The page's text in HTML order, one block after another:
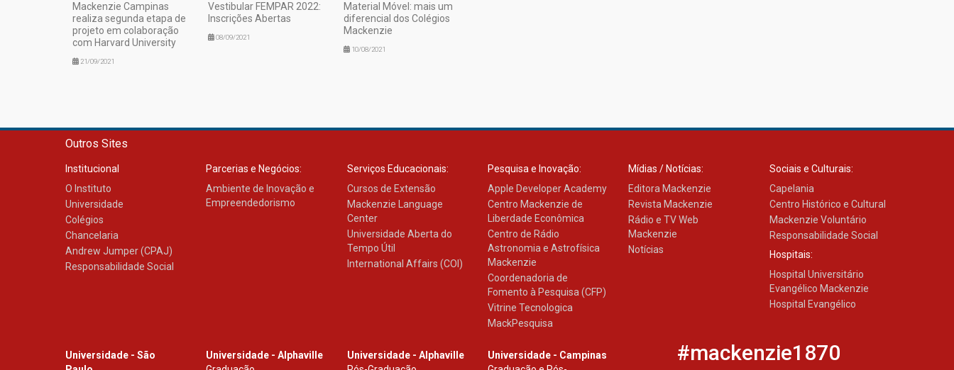
Mackenzie Campinas
realiza segunda etapa de
projeto em colaboração
com Harvard University
21/09/2021
Vestibular FEMPAR 2022:
Inscrições Abertas
08/09/2021
Material Móvel: mais um
diferencial dos Colégios
Mackenzie
10/08/2021
Outros Sites
Institucional
O Instituto
Universidade
Colégios
Chancelaria
Andrew Jumper (CPAJ)
Responsabilidade Social
Parcerias e Negócios:
Ambiente de Inovação e
Empreendedorismo
Serviços Educacionais:
Cursos de Extensão
Mackenzie Language
Center
Universidade Aberta do
Tempo Útil
International Affairs (COI)
Pesquisa e Inovação:
Apple Developer Academy
Centro Mackenzie de
Liberdade Econômica
Centro de Rádio
Astronomia e Astrofísica
Mackenzie
Coordenadoria de
Fomento à Pesquisa (CFP)
Vitrine Tecnologica
MackPesquisa
Mídias / Notícias:
Editora Mackenzie
Revista Mackenzie
Rádio e TV Web
Mackenzie
Notícias
Sociais e Culturais:
Capelania
Centro Histórico e Cultural
Mackenzie Voluntário
Responsabilidade Social
Hospitais:
Hospital Universitário
Evangélico Mackenzie
Hospital Evangélico
Universidade - São
Universidade - Alphaville
Universidade - Alphaville
Universidade - Campinas
#mackenzie1870